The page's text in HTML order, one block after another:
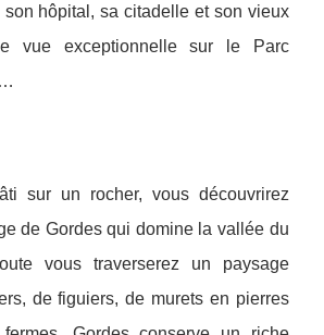
hôpital, sa citadelle et son vieux
vue exceptionnelle sur le Parc
sur un rocher, vous découvrirez
de Gordes qui domine la vallée du
vous traverserez un paysage
de figuiers, de murets en pierres